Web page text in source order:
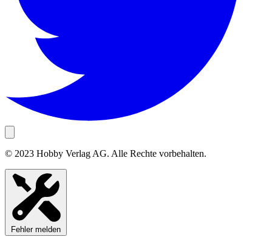
© 2023 Hobby Verlag AG. Alle Rechte vorbehalten.
Fehler melden